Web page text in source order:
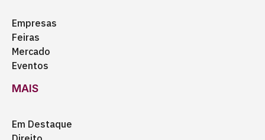
Empresas
Feiras
Mercado
Eventos
MAIS
Em Destaque